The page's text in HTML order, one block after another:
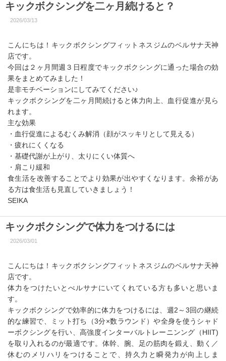
キックボクシングを二ヶ月続けると？
2026/03/13
こんにちは！キックボクシングフィットネスジムのベルサナ天神
店です。
今回は２ヶ月間週３日程度でキックボクシングに通った場合の効
果をまとめてみました！
是非モチベーションにしてみてください♪
キックボクシングを二ヶ月間続けると体力向上、血行促進が見ら
れます。
主な効果
・血行促進によるむくみ解消（顔がスッキリとして見える）
・疲れにくくなる
・基礎代謝が上がり、太りにくい体質へ
・肩こり緩和
食生活を改善することでより効果が出やすくなります。余裕があ
る方は食生活も見直していきましょう！
SEIKA
キックボクシングで体力をつけるには
2026/03/01
こんにちは！キックボクシングフィットネスジムのベルサナ天神
店です。
体力をつけたいとべルサナにいてくれている方も多いと思いま
す。
キックボクシングで効率的に体力をつけるには、週2～3回の継続
的な練習で、ミット打ち（3分×数ラウンド）や全身を使うシャド
ーボクシングを行い、高強度インターバルトレーニンング（HIIT)
を取り入れるのが最適です。体幹、腕、足の筋肉を鍛え、動く／
休むのメリハリをつけることで、持久力と瞬発力が向上しま